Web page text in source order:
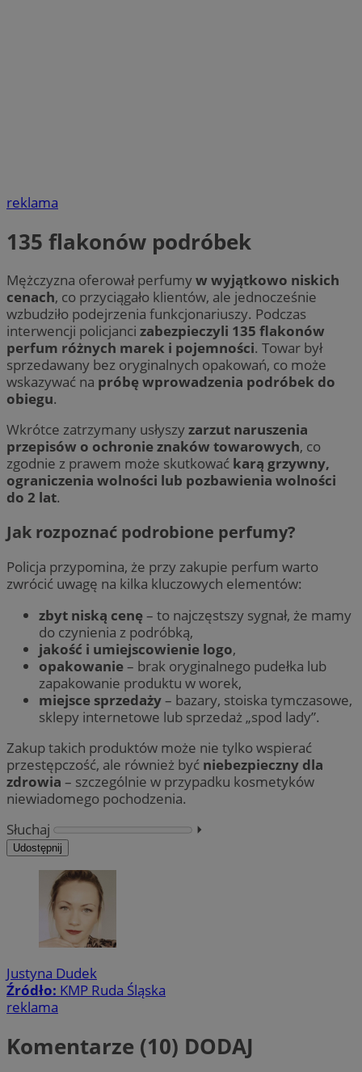
reklama
135 flakonów podróbek
Mężczyzna oferował perfumyw wyjątkowo niskich
cenach, co przyciągało klientów, ale jednocześnie
wzbudziło podejrzenia funkcjonariuszy. Podczas
interwencji policjanci zabezpieczyli 135 flakonów
perfum różnych marek i pojemności. Towar był
sprzedawany bez oryginalnych opakowań, co może
wskazywać na próbę wprowadzenia podróbek do
obiegu.
Wkrótce zatrzymany usłyszyzarzut naruszenia
przepisów o ochronie znaków towarowych, co
zgodnie z prawem może skutkować karą grzywny,
ograniczenia wolności lub pozbawienia wolności
do 2 lat.
Jak rozpoznać podrobione perfumy?
Policja przypomina, że przy zakupie perfum warto
zwrócić uwagę na kilka kluczowych elementów:
zbyt niską cenę– to najczęstszy sygnał, że mamy
do czynienia z podróbką,
jakość i umiejscowienie logo,
opakowanie– brak oryginalnego pudełka lub
zapakowanie produktu w worek,
miejsce sprzedaży– bazary, stoiska tymczasowe,
sklepy internetowe lub sprzedaż „spod lady”.
Zakup takich produktów może nie tylko wspierać
przestępczość, ale również być niebezpieczny dla
zdrowia – szczególnie w przypadku kosmetyków
niewiadomego pochodzenia.
Słuchaj
⏵︎
Udostępnij
Justyna Dudek
Źródło: KMP Ruda Śląska
reklama
Komentarze (10) DODAJ